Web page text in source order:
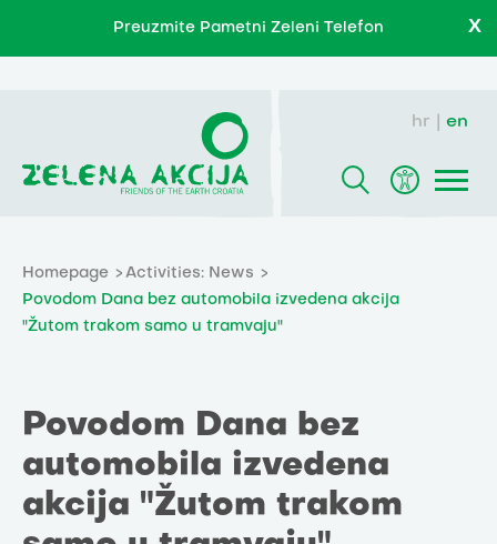
Preuzmite Pametni Zeleni Telefon X
hr en
Homepage
Activities: News
Povodom Dana bez automobila izvedena akcija
"Žutom trakom samo u tramvaju"
Povodom Dana bez
automobila izvedena
akcija "Žutom trakom